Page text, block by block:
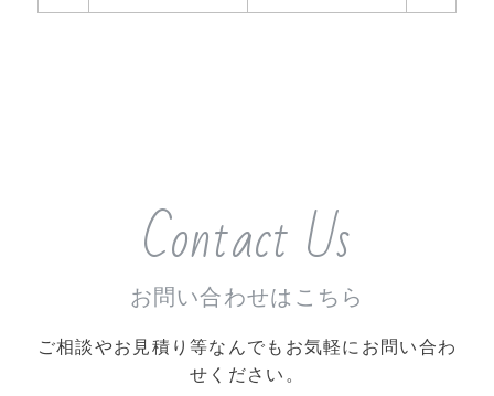
Contact Us
お問い合わせはこちら
ご相談やお見積り等なんでもお気軽にお問い合わ
せください。